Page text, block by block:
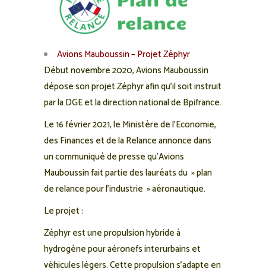
Avions Mauboussin – Projet Zéphyr
Début novembre 2020, Avions Mauboussin
dépose son projet Zéphyr afin qu’il soit instruit
par la DGE et la direction national de Bpifrance.
Le 16 février 2021, le Ministère de l’Economie,
des Finances et de la Relance annonce dans
un communiqué de presse qu’Avions
Mauboussin fait partie des lauréats du » plan
de relance pour l’industrie » aéronautique.
Le projet :
Zéphyr est une propulsion hybride à
hydrogène pour aéronefs interurbains et
véhicules légers. Cette propulsion s’adapte en